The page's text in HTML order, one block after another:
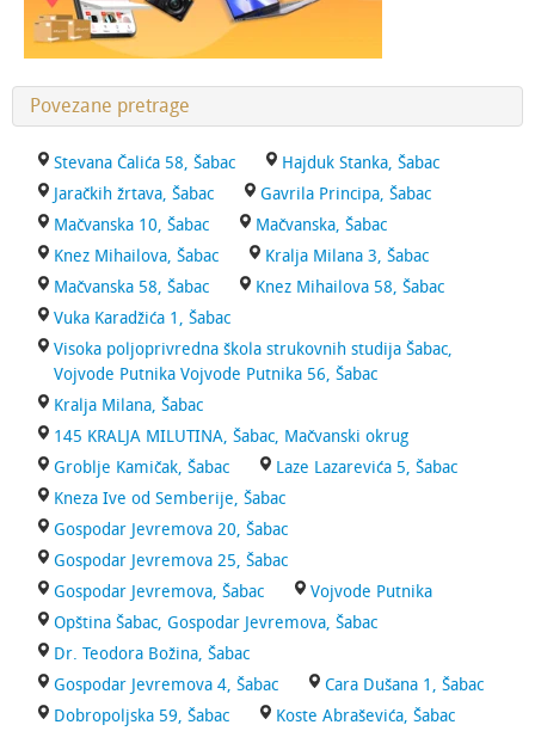
Povezane pretrage
Stevana Čalića 58, Šabac
Hajduk Stanka, Šabac
Jaračkih žrtava, Šabac
Gavrila Principa, Šabac
Mačvanska 10, Šabac
Mačvanska, Šabac
Knez Mihailova, Šabac
Kralja Milana 3, Šabac
Mačvanska 58, Šabac
Knez Mihailova 58, Šabac
Vuka Karadžića 1, Šabac
Visoka poljoprivredna škola strukovnih studija Šabac,
Vojvode Putnika Vojvode Putnika 56, Šabac
Kralja Milana, Šabac
145 KRALJA MILUTINA, Šabac, Mačvanski okrug
Groblje Kamičak, Šabac
Laze Lazarevića 5, Šabac
Kneza Ive od Semberije, Šabac
Gospodar Jevremova 20, Šabac
Gospodar Jevremova 25, Šabac
Gospodar Jevremova, Šabac
Vojvode Putnika
Opština Šabac, Gospodar Jevremova, Šabac
Dr. Teodora Božina, Šabac
Gospodar Jevremova 4, Šabac
Cara Dušana 1, Šabac
Dobropoljska 59, Šabac
Koste Abraševića, Šabac